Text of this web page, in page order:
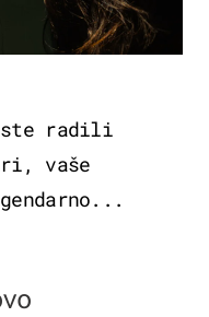
ste radili
vaše